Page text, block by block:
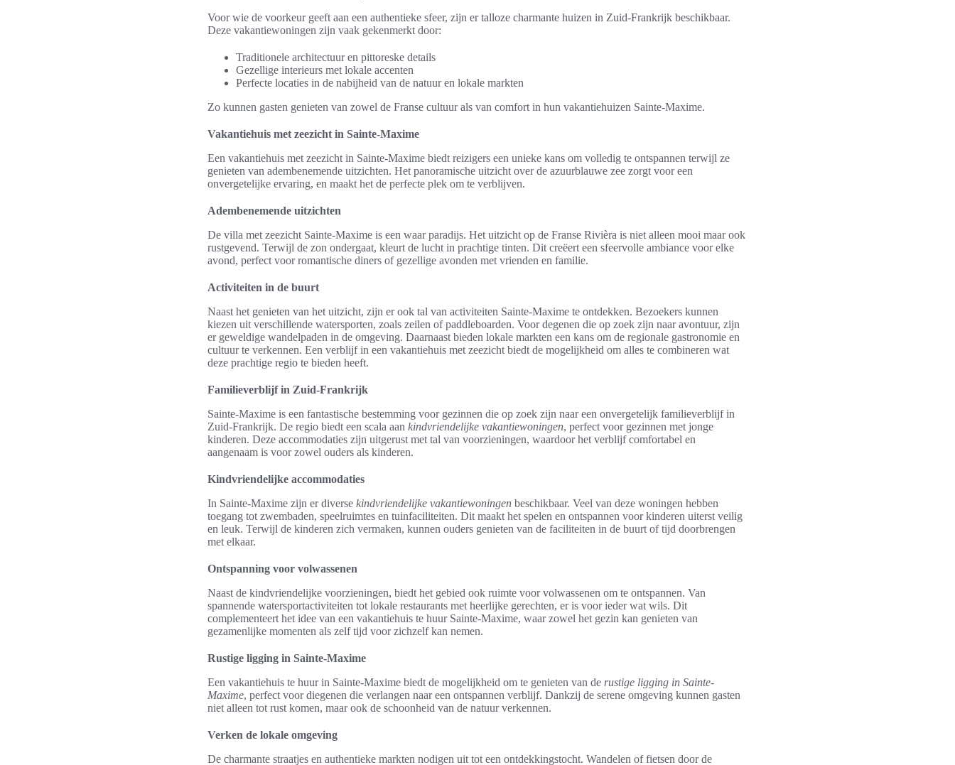
Voor wie de voorkeur geeft aan een authentieke sfeer, zijn er talloze charmante huizen in Zuid-Frankrijk beschikbaar.
Deze vakantiewoningen zijn vaak gekenmerkt door:
Traditionele architectuur en pittoreske details
Gezellige interieurs met lokale accenten
Perfecte locaties in de nabijheid van de natuur en lokale markten
Zo kunnen gasten genieten van zowel de Franse cultuur als van comfort in hun vakantiehuizen Sainte-Maxime.
Vakantiehuis met zeezicht in Sainte-Maxime
Een vakantiehuis met zeezicht in Sainte-Maxime biedt reizigers een unieke kans om volledig te ontspannen terwijl ze
genieten van adembenemende uitzichten. Het panoramische uitzicht over de azuurblauwe zee zorgt voor een
onvergetelijke ervaring, en maakt het de perfecte plek om te verblijven.
Adembenemende uitzichten
De villa met zeezicht Sainte-Maxime is een waar paradijs. Het uitzicht op de Franse Rivièra is niet alleen mooi maar ook
rustgevend. Terwijl de zon ondergaat, kleurt de lucht in prachtige tinten. Dit creëert een sfeervolle ambiance voor elke
avond, perfect voor romantische diners of gezellige avonden met vrienden en familie.
Activiteiten in de buurt
Naast het genieten van het uitzicht, zijn er ook tal van activiteiten Sainte-Maxime te ontdekken. Bezoekers kunnen
kiezen uit verschillende watersporten, zoals zeilen of paddleboarden. Voor degenen die op zoek zijn naar avontuur, zijn
er geweldige wandelpaden in de omgeving. Daarnaast bieden lokale markten een kans om de regionale gastronomie en
cultuur te verkennen. Een verblijf in een vakantiehuis met zeezicht biedt de mogelijkheid om alles te combineren wat
deze prachtige regio te bieden heeft.
Familieverblijf in Zuid-Frankrijk
Sainte-Maxime is een fantastische bestemming voor gezinnen die op zoek zijn naar een onvergetelijk familieverblijf in
Zuid-Frankrijk. De regio biedt een scala aan kindvriendelijke vakantiewoningen, perfect voor gezinnen met jonge
kinderen. Deze accommodaties zijn uitgerust met tal van voorzieningen, waardoor het verblijf comfortabel en
aangenaam is voor zowel ouders als kinderen.
Kindvriendelijke accommodaties
In Sainte-Maxime zijn er diverse kindvriendelijke vakantiewoningen beschikbaar. Veel van deze woningen hebben
toegang tot zwembaden, speelruimtes en tuinfaciliteiten. Dit maakt het spelen en ontspannen voor kinderen uiterst veilig
en leuk. Terwijl de kinderen zich vermaken, kunnen ouders genieten van de faciliteiten in de buurt of tijd doorbrengen
met elkaar.
Ontspanning voor volwassenen
Naast de kindvriendelijke voorzieningen, biedt het gebied ook ruimte voor volwassenen om te ontspannen. Van
spannende watersportactiviteiten tot lokale restaurants met heerlijke gerechten, er is voor ieder wat wils. Dit
complementeert het idee van een vakantiehuis te huur Sainte-Maxime, waar zowel het gezin kan genieten van
gezamenlijke momenten als zelf tijd voor zichzelf kan nemen.
Rustige ligging in Sainte-Maxime
Een vakantiehuis te huur in Sainte-Maxime biedt de mogelijkheid om te genieten van de rustige ligging in Sainte-
Maxime, perfect voor diegenen die verlangen naar een ontspannen verblijf. Dankzij de serene omgeving kunnen gasten
niet alleen tot rust komen, maar ook de schoonheid van de natuur verkennen.
Verken de lokale omgeving
De charmante straatjes en authentieke markten nodigen uit tot een ontdekkingstocht. Wandelen of fietsen door de